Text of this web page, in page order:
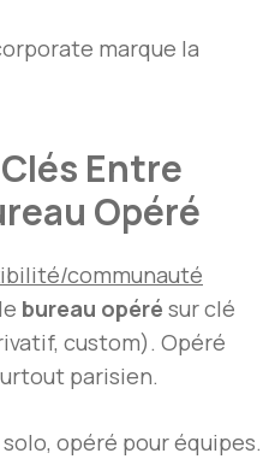
marque la
Entre
Opéré
communauté
bureau opéré sur clé
custom). Opéré
parisien.
opéré pour équipes.